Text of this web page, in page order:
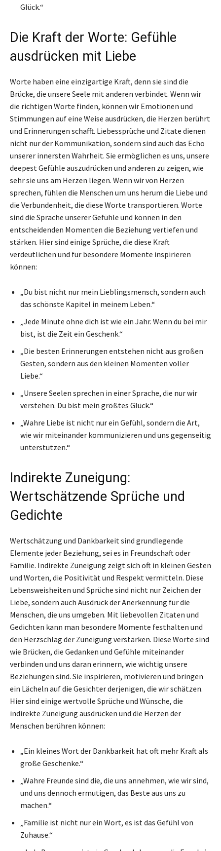
Glück.“
Die Kraft der Worte: Gefühle
ausdrücken mit Liebe
Worte haben eine einzigartige Kraft, denn sie sind die
Brücke, die unsere Seele mit anderen verbindet. Wenn wir
die richtigen Worte finden, können wir Emotionen und
Stimmungen auf eine Weise ausdrücken, die Herzen berührt
und Erinnerungen schafft. Liebessprüche und Zitate dienen
nicht nur der Kommunikation, sondern sind auch das Echo
unserer innersten Wahrheit. Sie ermöglichen es uns, unsere
deepest Gefühle auszudrücken und anderen zu zeigen, wie
sehr sie uns am Herzen liegen. Wenn wir von Herzen
sprechen, fühlen die Menschen um uns herum die Liebe und
die Verbundenheit, die diese Worte transportieren. Worte
sind die Sprache unserer Gefühle und können in den
entscheidenden Momenten die Beziehung vertiefen und
stärken. Hier sind einige Sprüche, die diese Kraft
verdeutlichen und für besondere Momente inspirieren
können:
„Du bist nicht nur mein Lieblingsmensch, sondern auch
das schönste Kapitel in meinem Leben.“
„Jede Minute ohne dich ist wie ein Jahr. Wenn du bei mir
bist, ist die Zeit ein Geschenk.“
„Die besten Erinnerungen entstehen nicht aus großen
Gesten, sondern aus den kleinen Momenten voller
Liebe.“
„Unsere Seelen sprechen in einer Sprache, die nur wir
verstehen. Du bist mein größtes Glück.“
„Wahre Liebe ist nicht nur ein Gefühl, sondern die Art,
wie wir miteinander kommunizieren und uns gegenseitig
unterstützen.“
Indirekte Zuneigung:
Wertschätzende Sprüche und
Gedichte
Wertschätzung und Dankbarkeit sind grundlegende
Elemente jeder Beziehung, sei es in Freundschaft oder
Familie. Indirekte Zuneigung zeigt sich oft in kleinen Gesten
und Worten, die Positivität und Respekt vermitteln. Diese
Lebensweisheiten und Sprüche sind nicht nur Zeichen der
Liebe, sondern auch Ausdruck der Anerkennung für die
Menschen, die uns umgeben. Mit liebevollen Zitaten und
Gedichten kann man besondere Momente festhalten und
den Herzschlag der Zuneigung verstärken. Diese Worte sind
wie Brücken, die Gedanken und Gefühle miteinander
verbinden und uns daran erinnern, wie wichtig unsere
Beziehungen sind. Sie inspirieren, motivieren und bringen
ein Lächeln auf die Gesichter derjenigen, die wir schätzen.
Hier sind einige wertvolle Sprüche und Wünsche, die
indirekte Zuneigung ausdrücken und die Herzen der
Menschen berühren können:
„Ein kleines Wort der Dankbarkeit hat oft mehr Kraft als
große Geschenke.“
„Wahre Freunde sind die, die uns annehmen, wie wir sind,
und uns dennoch ermutigen, das Beste aus uns zu
machen.“
„Familie ist nicht nur ein Wort, es ist das Gefühl von
Zuhause.“